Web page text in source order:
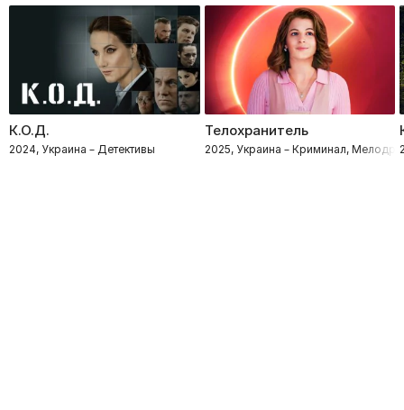
К.О.Д.
2024, Украина – Детективы
Телохранитель
2025, Украина – Криминал,